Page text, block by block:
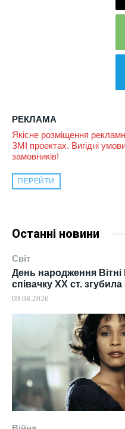
РЕКЛАМА
Якісне розміщення
ЗМІ проектах. Вигідні
замовників!
ПЕРЕЙТИ
Останні новини
Світ
День народження
співачку ХХ ст.
09.08.2026